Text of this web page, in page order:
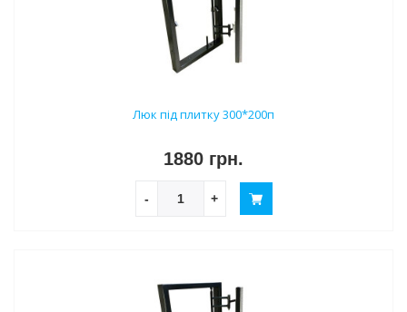
Люк під плитку 300*200п
1880 грн.
- +